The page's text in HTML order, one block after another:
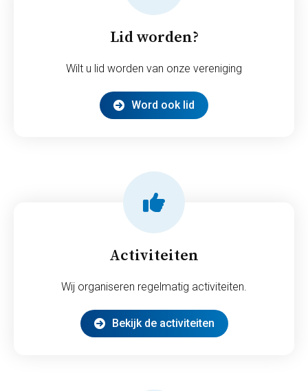
Lid worden?
Wilt u lid worden van onze vereniging
Word ook lid
Activiteiten
Wij organiseren regelmatig activiteiten.
Bekijk de activiteiten